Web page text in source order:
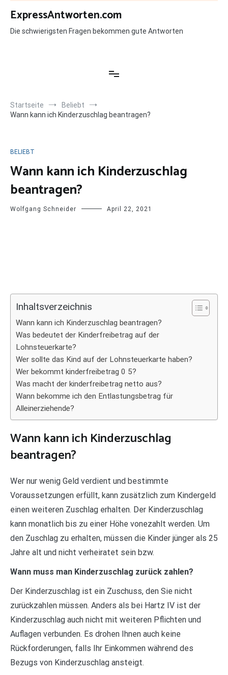
Zum
Inhalt
springen
ExpressAntworten.com
Die schwierigsten Fragen bekommen gute Antworten
Startseite
Beliebt
Wann kann ich Kinderzuschlag beantragen?
BELIEBT
Wann kann ich Kinderzuschlag
beantragen?
Wolfgang Schneider April 22, 2021
Inhaltsverzeichnis
Wann kann ich Kinderzuschlag beantragen?
Was bedeutet der Kinderfreibetrag auf der
Lohnsteuerkarte?
Wer sollte das Kind auf der Lohnsteuerkarte haben?
Wer bekommt kinderfreibetrag 0 5?
Was macht der kinderfreibetrag netto aus?
Wann bekomme ich den Entlastungsbetrag für
Alleinerziehende?
Wann kann ich Kinderzuschlag
beantragen?
Wer nur wenig Geld verdient und bestimmte
Voraussetzungen erfüllt, kann zusätzlich zum Kindergeld
einen weiteren Zuschlag erhalten. Der Kinderzuschlag
kann monatlich bis zu einer Höhe vonezahlt werden. Um
den Zuschlag zu erhalten, müssen die Kinder jünger als 25
Jahre alt und nicht verheiratet sein bzw.
Wann muss man Kinderzuschlag zurück zahlen?
Der Kinderzuschlag ist ein Zuschuss, den Sie nicht
zurückzahlen müssen. Anders als bei Hartz IV ist der
Kinderzuschlag auch nicht mit weiteren Pflichten und
Auflagen verbunden. Es drohen Ihnen auch keine
Rückforderungen, falls Ihr Einkommen während des
Bezugs von Kinderzuschlag ansteigt.